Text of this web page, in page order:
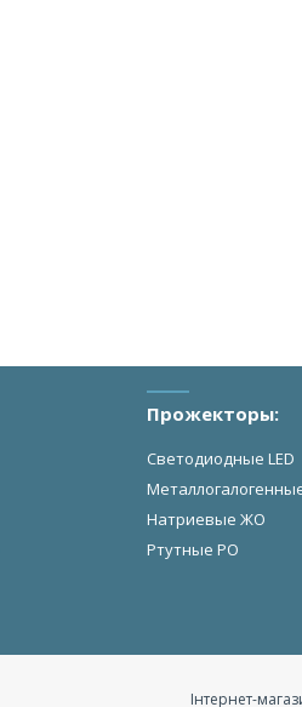
Прожекторы:
Светодиодные LED
Натриевые ЖО
Ртутные РО